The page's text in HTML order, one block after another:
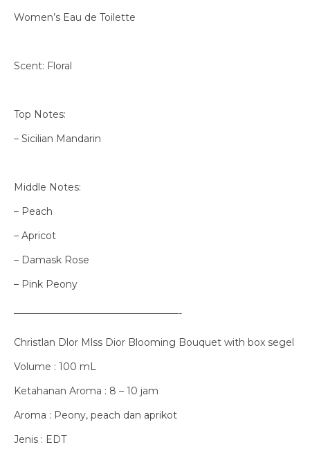
Women’s Eau de Toilette
Scent: Floral
Top Notes:
– Sicilian Mandarin
Middle Notes:
– Peach
– Apricot
– Damask Rose
– Pink Peony
—————————————————-
Christlan Dlor Mlss Dior Blooming Bouquet with box segel
Volume : 100 mL
Ketahanan Aroma : 8 – 10 jam
Aroma : Peony, peach dan aprikot
Jenis : EDT